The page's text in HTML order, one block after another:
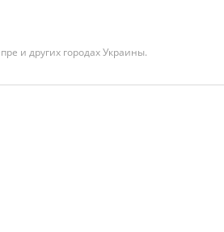
и других городах Украины.